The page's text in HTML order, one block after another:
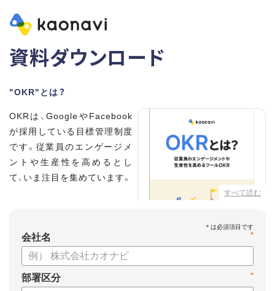
資料ダウンロード
"OKR"とは？
すべて読む
OKRは、GoogleやFacebook
が採用している目標管理制度
です。従業員のエンゲージメ
ントや生産性を高めるとし
て、いま注目を集めています。
・OKRと従来の目標管理制度
との違い
・OKRを導入、運用するにはどうすればいいのか
・OKRの運用を助けるツール
*
会社名
*
部署区分